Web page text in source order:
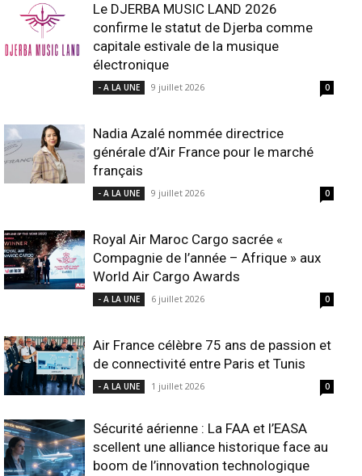
Le DJERBA MUSIC LAND 2026
confirme le statut de Djerba comme
capitale estivale de la musique
électronique
- A LA UNE 9 juillet 2026 0
Nadia Azalé nommée directrice
générale d’Air France pour le marché
français
- A LA UNE 9 juillet 2026 0
Royal Air Maroc Cargo sacrée «
Compagnie de l’année – Afrique » aux
World Air Cargo Awards
- A LA UNE 6 juillet 2026 0
Air France célèbre 75 ans de passion et
de connectivité entre Paris et Tunis
- A LA UNE 1 juillet 2026 0
Sécurité aérienne : La FAA et l’EASA
scellent une alliance historique face au
boom de l’innovation technologique